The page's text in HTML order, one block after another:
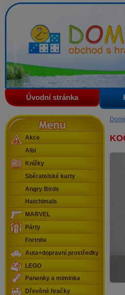
Domino - obchod s
Úvodní stránka
Menu
Akce
Albi
Knížky
Sběratelské karty
Angry Birds
Hatchimals
MARVEL
Párty
Fortnite
Auta+dopravní prostředky
LEGO
Panenky a miminka
Dřevěné hračky